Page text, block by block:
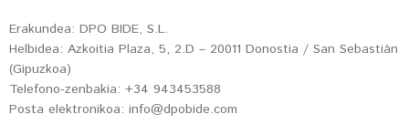
Erakundea: DPO BIDE, S.L.
Helbidea: Azkoitia Plaza, 5, 2.D – 20011 Donostia / San Sebastián
(Gipuzkoa)
Telefono-zenbakia: +34 943453588
Posta elektronikoa: info@dpobide.com